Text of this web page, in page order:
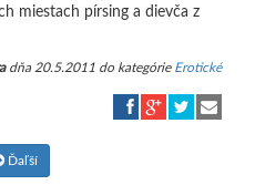
miestach pírsing a dievča z
dňa 20.5.2011 do kategórie Erotické
Ďaľší